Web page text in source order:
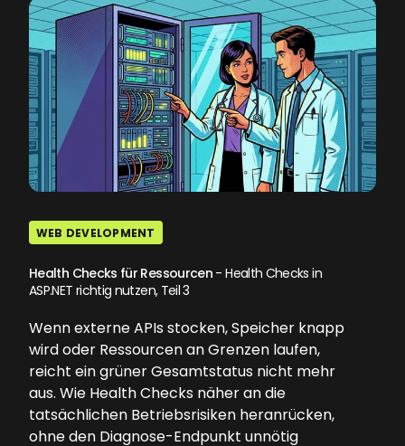
WEB DEVELOPMENT
Health Checks für Ressourcen - Health Checks in
ASP.NET richtig nutzen, Teil 3
Wenn externe APIs stocken, Speicher knapp
wird oder Ressourcen an Grenzen laufen,
reicht ein grüner Gesamtstatus nicht mehr
aus. Wie Health Checks näher an die
tatsächlichen Betriebsrisiken heranrücken,
ohne den Diagnose-Endpunkt unnötig